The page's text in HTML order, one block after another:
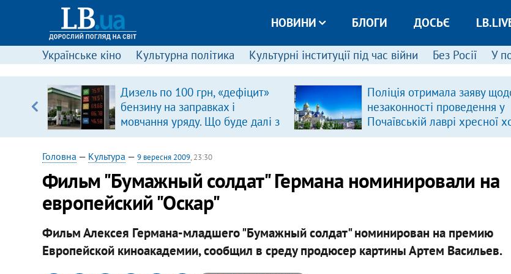
НОВИНИ БЛОГИ ДОСЬЄ
Українське кіно Культурна політика Культурні інституції під час війни Без Росії У
Дизель по 100 грн, «дефіцит»
бензину на заправках і
мовчання уряду. Що буде далі з
цінами на пальне?
Поліція отримала заяву
незаконності проведення у
Почаївській лаврі хресної
Головна — Культура — 9 вересня 2009, 23:30
Фильм "Бумажный солдат" Германа номинировали на
европейский "Оскар"
Фильм Алексея Германа-младшего "Бумажный солдат" номинирован на премию
Европейской киноакадемии, сообщил в среду продюсер картины Артем Васильев.